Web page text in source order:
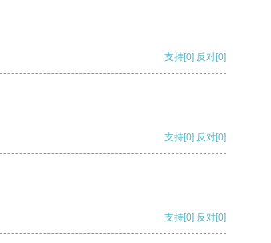
支持[0] 反对[0]
支持[0] 反对[0]
支持[0] 反对[0]